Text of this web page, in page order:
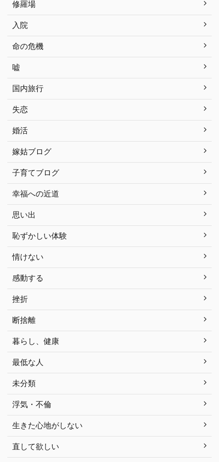
修羅場
入院
命の危機
嘘
国内旅行
失恋
婚活
嫁姑ブログ
子育てブログ
幸福への近道
思い出
恥ずかしい体験
情けない
感動する
挫折
断捨離
暮らし、健康
最低な人
未分類
浮気・不倫
生きた心地がしない
直して欲しい